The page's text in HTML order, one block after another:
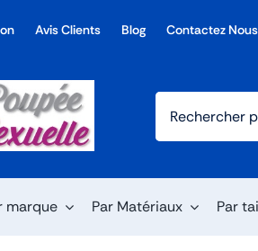
Avis Clients Blog Contactez Nous
marque Par Matériaux Par